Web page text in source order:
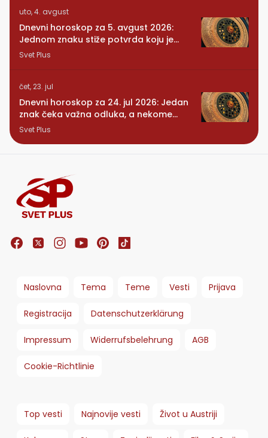
uto, 4. avgust
Dnevni horoskop za 5. avgust 2026:
Jednom znaku stiže potvrda koju je
dugo čekao
Svet Plus
čet, 23. jul
Dnevni horoskop za 24. jul 2026: Jedan
znak čeka važna odluka, a nekome
stiže iznenađenje
Svet Plus
Naslovna Tema Teme Vesti Prijava
Registracija Datenschutzerklärung
Impressum Widerrufsbelehrung AGB
Cookie-Richtlinie
Top vesti Najnovije vesti Život u Austriji